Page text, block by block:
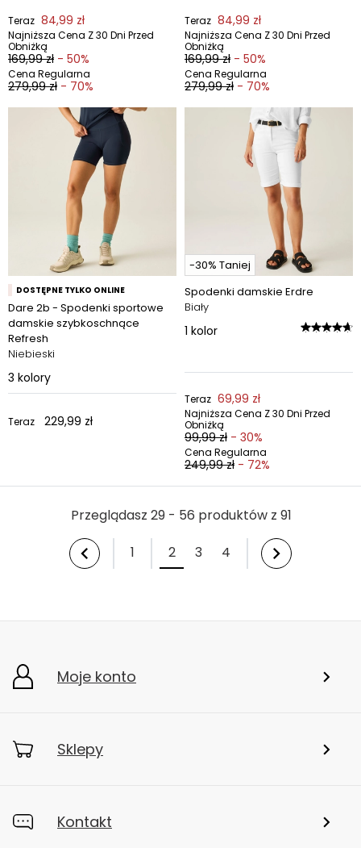
Teraz 84,99 zł
Najniższa Cena Z 30 Dni Przed
Obniżką
169,99 zł - 50%
Cena Regularna
279,99 zł - 70%
Teraz 84,99 zł
Najniższa Cena Z 30 Dni Przed
Obniżką
169,99 zł - 50%
Cena Regularna
279,99 zł - 70%
DOSTĘPNE TYLKO ONLINE
Dare 2b - Spodenki sportowe
damskie szybkoschnące
Refresh
Niebieski
3 kolory
Teraz 229,99 zł
-30% Taniej
Spodenki damskie Erdre
Biały
1 kolor
Teraz 69,99 zł
Najniższa Cena Z 30 Dni Przed
Obniżką
99,99 zł - 30%
Cena Regularna
249,99 zł - 72%
Przeglądasz 29 - 56 produktów z 91
1
2 3 4
Moje konto
Sklepy
Kontakt